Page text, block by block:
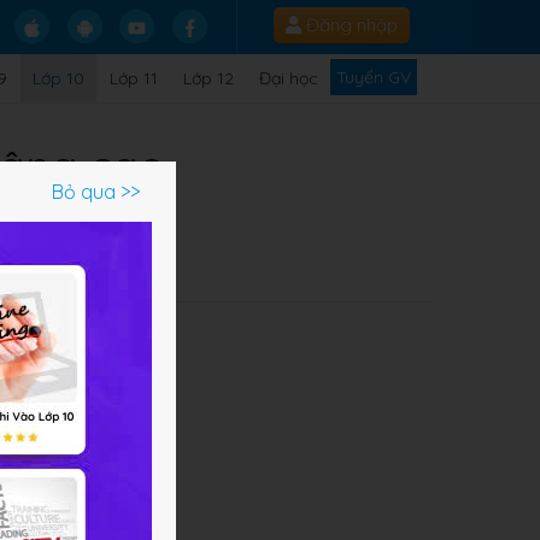
Đăng nhập
Lớp 10 Lớp 11 Lớp 12 Đại học Tuyển GV
cao
Bỏ qua >>